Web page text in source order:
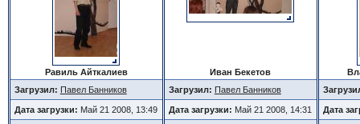
Равиль Айткалиев
Загрузил: Павел Банников
Дата загрузки: Май 21 2008, 13:49
Иван Бекетов
Загрузил: Павел Банников
Дата загрузки: Май 21 2008, 14:31 Дата